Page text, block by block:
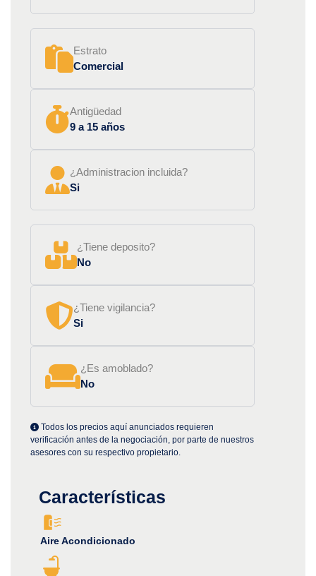
Estrato
Comercial
Antigüedad
9 a 15 años
¿Administracion incluida?
Si
¿Tiene deposito?
No
¿Tiene vigilancia?
Si
¿Es amoblado?
No
Todos los precios aquí anunciados requieren
verificación antes de la negociación, por parte de nuestros
asesores con su respectivo propietario.
Características
Aire Acondicionado